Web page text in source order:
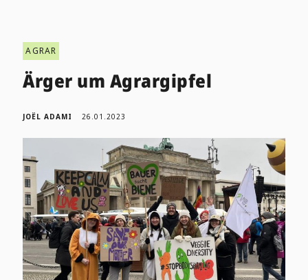
AGRAR
Ärger um Agrargipfel
JOËL ADAMI 26.01.2023